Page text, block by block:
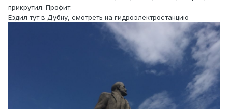
прикрутил. Профит.
Ездил тут в Дубну, смотреть на гидроэлектростанцию